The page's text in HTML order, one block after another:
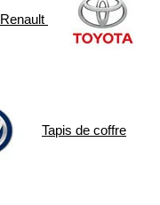
Renault
Tapis de coffre